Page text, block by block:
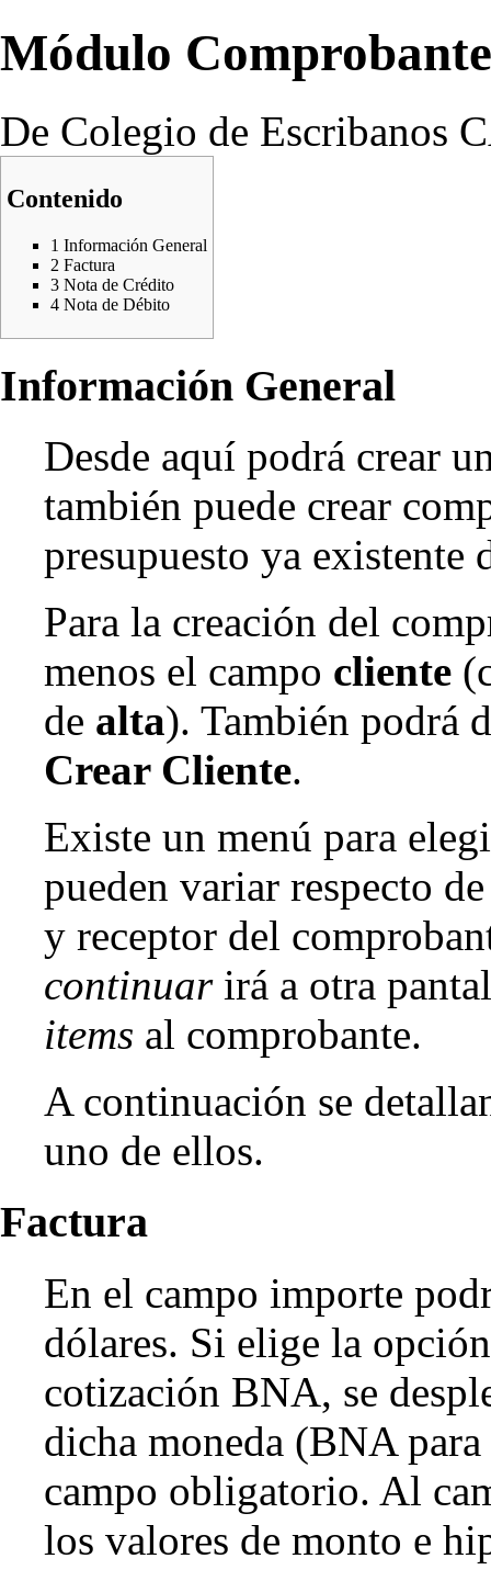
Módulo
De Colegio de Escribanos
Contenido
1 Información General
2 Factura
3 Nota de Crédito
4 Nota de Débito
Información General
Desde aquí podrá crear
también puede crear
presupuesto ya existente
Para la creación del
menos el campo cliente (
de alta). También podrá
Crear Cliente.
Existe un menú para
pueden variar respecto
y receptor del
continuarirá a otra
items al comprobante.
A continuación se
uno de ellos.
Factura
En el campo importe
dólares. Si elige la
cotización BNA, se
dicha moneda (BNA
campo obligatorio. Al
los valores de monto e